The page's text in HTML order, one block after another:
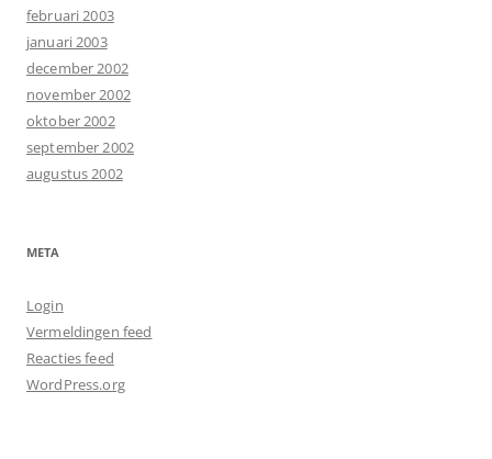
februari 2003
januari 2003
december 2002
november 2002
oktober 2002
september 2002
augustus 2002
META
Login
Vermeldingen feed
Reacties feed
WordPress.org